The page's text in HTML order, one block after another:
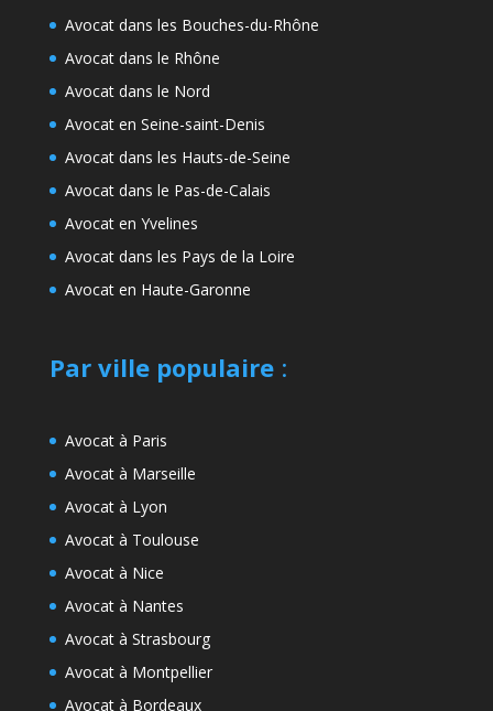
Avocat dans les Bouches-du-Rhône
Avocat dans le Rhône
Avocat dans le Nord
Avocat en Seine-saint-Denis
Avocat dans les Hauts-de-Seine
Avocat dans le Pas-de-Calais
Avocat en Yvelines
Avocat dans les Pays de la Loire
Avocat en Haute-Garonne
Par ville populaire:
Avocat à Paris
Avocat à Marseille
Avocat à Lyon
Avocat à Toulouse
Avocat à Nice
Avocat à Nantes
Avocat à Strasbourg
Avocat à Montpellier
Avocat à Bordeaux